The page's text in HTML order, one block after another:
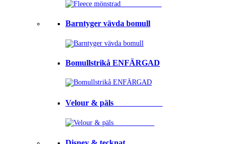
Barntyger vävda bomull
Bomullstrikå ENFÄRGAD
Velour & päls⠀⠀⠀⠀⠀⠀⠀⠀